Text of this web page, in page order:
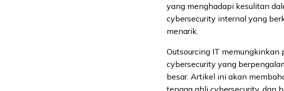
yang menghadapi kesulitan
cybersecurity internal yang
menarik.
Outsourcing IT memungkinkan
cybersecurity yang
besar. Artikel ini akan
tenaga ahli cybersecurity, dan